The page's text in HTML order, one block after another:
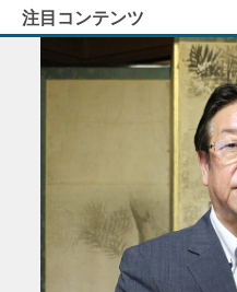
注目コンテンツ